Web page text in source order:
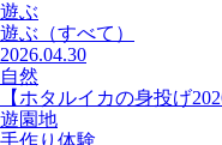
遊ぶ
遊ぶ （すべて）
2026.04.30
自然
【ホタルイカの身投げ
遊園地
手作り体験